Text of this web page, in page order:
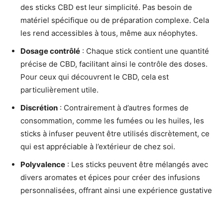
des sticks CBD est leur simplicité. Pas besoin de
matériel spécifique ou de préparation complexe. Cela
les rend accessibles à tous, même aux néophytes.
Dosage contrôlé : Chaque stick contient une quantité
précise de CBD, facilitant ainsi le contrôle des doses.
Pour ceux qui découvrent le CBD, cela est
particulièrement utile.
Discrétion : Contrairement à d’autres formes de
consommation, comme les fumées ou les huiles, les
sticks à infuser peuvent être utilisés discrètement, ce
qui est appréciable à l’extérieur de chez soi.
Polyvalence : Les sticks peuvent être mélangés avec
divers aromates et épices pour créer des infusions
personnalisées, offrant ainsi une expérience gustative